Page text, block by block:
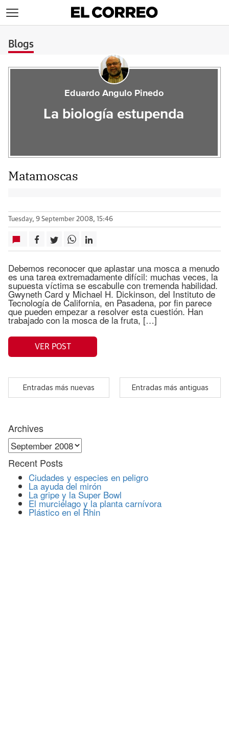
Blogs
Eduardo Angulo Pinedo
La biología estupenda
Matamoscas
Tuesday, 9 September 2008, 15:46
Debemos reconocer que aplastar una mosca a menudo
es una tarea extremadamente difícil: muchas veces, la
supuesta víctima se escabulle con tremenda habilidad.
Gwyneth Card y Michael H. Dickinson, del Instituto de
Tecnología de California, en Pasadena, por fin parece
que pueden empezar a resolver esta cuestión. Han
trabajado con la mosca de la fruta, […]
VER POST
Entradas más nuevas Entradas más antiguas
Archives
Archives
Recent Posts
Ciudades y especies en peligro
La ayuda del mirón
La gripe y la Super Bowl
El murciélago y la planta carnívora
Plástico en el Rhin